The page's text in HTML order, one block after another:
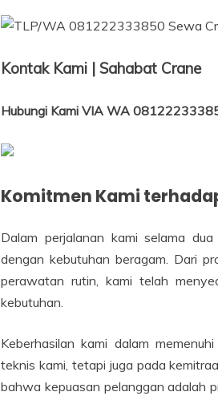
Kontak Kami | Sahabat Crane
Hubungi Kami VIA WA
Komitmen Kami
Dalam perjalanan kami selama
dengan kebutuhan beragam. Dari
perawatan rutin, kami telah
kebutuhan.
Keberhasilan kami dalam
teknis kami, tetapi juga pada
bahwa kepuasan pelanggan adalah